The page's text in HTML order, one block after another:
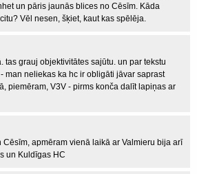
un pāris jaunās blices no Cēsīm. Kāda
Vēl nesen, šķiet, kaut kas spēlēja.
tas grauj objektivitātes sajūtu. un par tekstu
man neliekas ka hc ir obligāti jāvar saprast
piemēram, V3V - pirms konča dalīt lapiņas ar
apmēram vienā laikā ar Valmieru bija arī
un Kuldīgas HC